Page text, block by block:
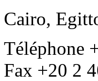
Cairo,
Téléphone
Fax +20 2